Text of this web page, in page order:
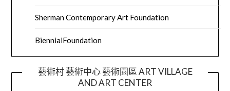
Sherman Contemporary Art Foundation
BiennialFoundation
藝術村 藝術中心 藝術園區 ART VILLAGE
AND ART CENTER